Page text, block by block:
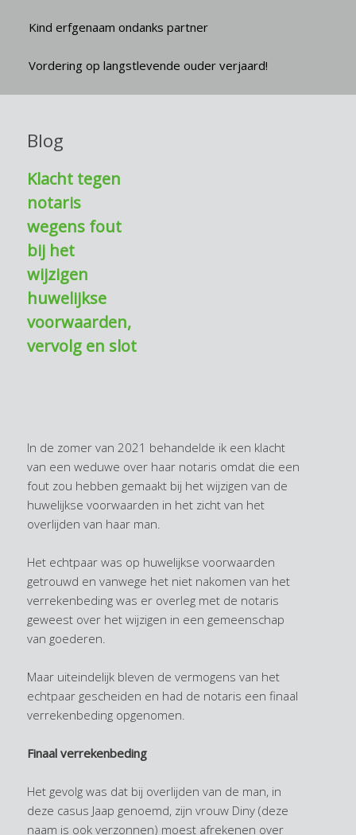
Kind erfgenaam ondanks partner
Vordering op langstlevende ouder verjaard!
Blog
Klacht tegen
notaris
wegens fout
bij het
wijzigen
huwelijkse
voorwaarden,
vervolg en slot
In de zomer van 2021 behandelde ik een klacht
van een weduwe over haar notaris omdat die een
fout zou hebben gemaakt bij het wijzigen van de
huwelijkse voorwaarden in het zicht van het
overlijden van haar man.
Het echtpaar was op huwelijkse voorwaarden
getrouwd en vanwege het niet nakomen van het
verrekenbeding was er overleg met de notaris
geweest over het wijzigen in een gemeenschap
van goederen.
Maar uiteindelijk bleven de vermogens van het
echtpaar gescheiden en had de notaris een finaal
verrekenbeding opgenomen.
Finaal verrekenbeding
Het gevolg was dat bij overlijden van de man, in
deze casus Jaap genoemd, zijn vrouw Diny (deze
naam is ook verzonnen) moest afrekenen over